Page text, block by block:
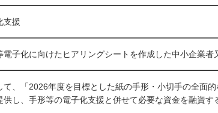
支援
子化に向けたヒアリングシートを作成した中小企業者
、「2026年度を目標とした紙の手形・小切手の全面
し、手形等の電子化支援と併せて必要な資金を融資す